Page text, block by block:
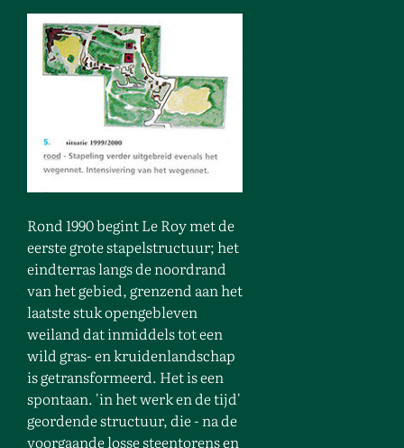
Rond 1990 begint Le Roy met de
eerste grote stapelstructuur; het
eindterras langs de noordrand
van het gebied, grenzend aan het
laatste stuk opengebleven
weiland dat inmiddels tot een
wild gras- en kruidenlandschap
is getransformeerd. Het is een
spontaan. 'in het werk en de tijd'
geordende structuur, die - na de
voorgaande losse steentorens en